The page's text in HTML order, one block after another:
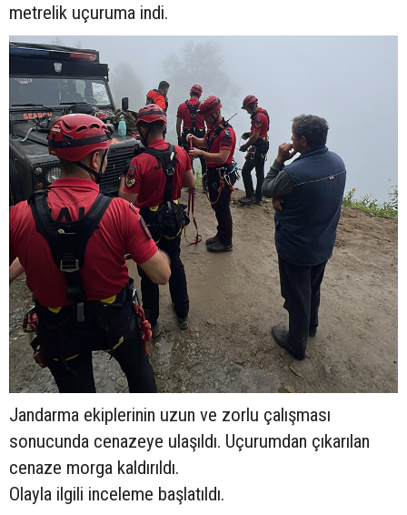
metrelik uçuruma indi.
Jandarma ekiplerinin uzun ve zorlu çalışması
sonucunda cenazeye ulaşıldı. Uçurumdan çıkarılan
cenaze morga kaldırıldı.
Olayla ilgili inceleme başlatıldı.